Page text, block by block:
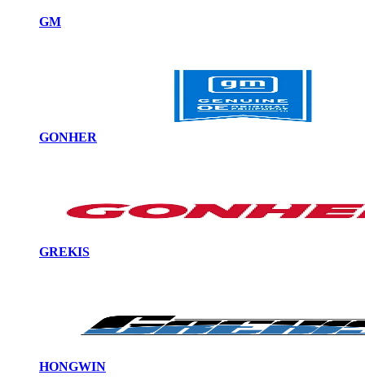
GM
GONHER
GREKIS
HONGWIN